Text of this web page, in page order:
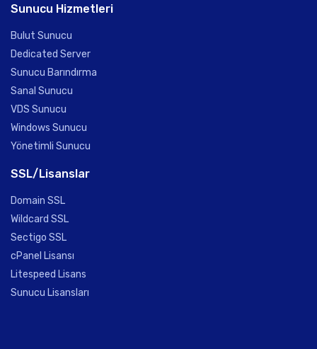
Sunucu Hizmetleri
Bulut Sunucu
Dedicated Server
Sunucu Barındırma
Sanal Sunucu
VDS Sunucu
Windows Sunucu
Yönetimli Sunucu
SSL/Lisanslar
Domain SSL
Wildcard SSL
Sectigo SSL
cPanel Lisansı
Litespeed Lisans
Sunucu Lisansları